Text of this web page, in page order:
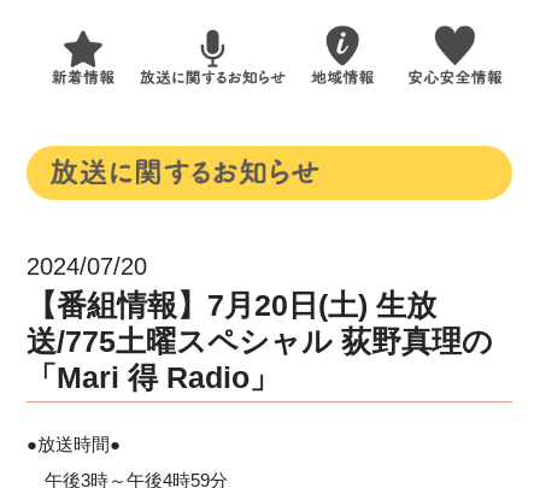
2024/07/20
【番組情報】7月20日(土) 生放
送/775土曜スペシャル 荻野真理の
「Mari 得 Radio」
●放送時間●
午後3時～午後4時59分